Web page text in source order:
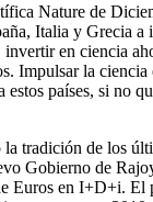
Nature de
Italia y Grecia a
en ciencia
Impulsar la ciencia
países, si no
tradición de los
Gobierno de
Euros en I+D+i. El